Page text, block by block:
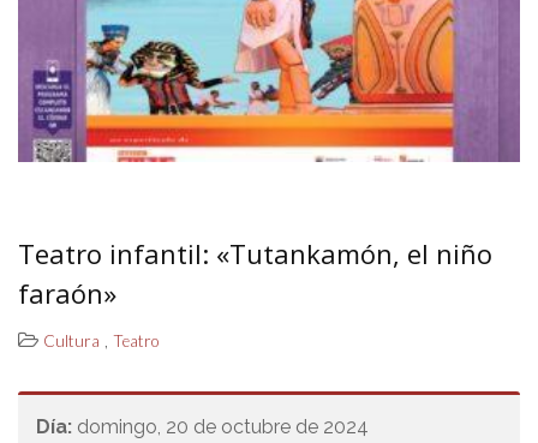
Teatro infantil: «Tutankamón, el niño
faraón»
Cultura , Teatro
Día: domingo, 20 de octubre de 2024